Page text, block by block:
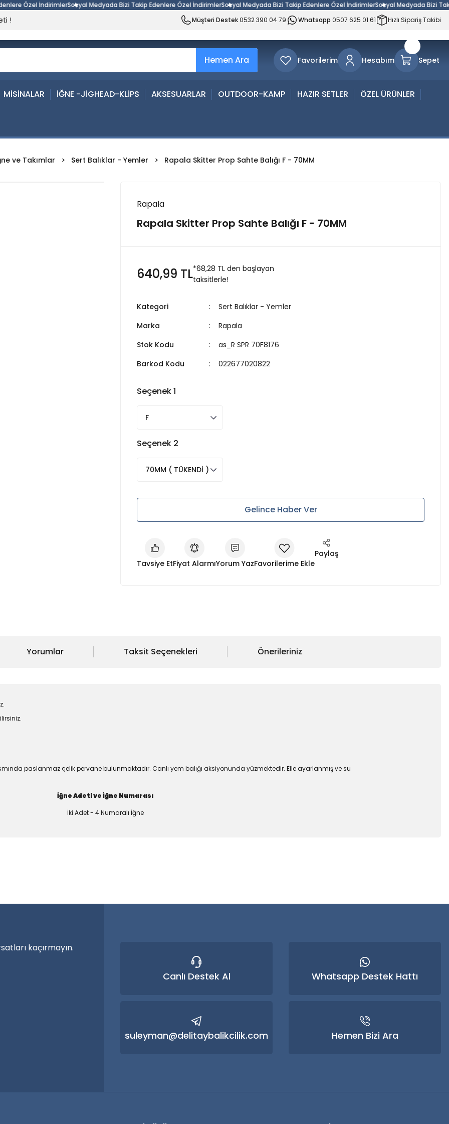
Özel İndirimlerSosyal Medyada Bizi Takip Edenlere Özel İndirimlerSosyal Medyada Bizi Takip Edenlere Özel İndirimlerSosyal Medyada Bizi Takip
! Müşteri Destek0532 390 04 79 Whatsapp 0507 625 01 61 Hızlı Sipariş Takibi
Hemen Ara Favorilerim Hesabım Sepet
MİSİNALAR İĞNE -JİGHEAD-KLİPS AKSESUARLAR OUTDOOR-KAMP HAZIR SETLER ÖZEL ÜRÜNLER
ve Takımlar Sert Balıklar - Yemler Rapala Skitter Prop Sahte Balığı F - 70MM
Rapala
Rapala Skitter Prop Sahte Balığı F - 70MM
640,99 TL*68,28 TL den başlayan
taksitlerle!
Kategori
Sert Balıklar - Yemler
Marka
Rapala
Stok Kodu
as_R SPR 70F8176
Barkod Kodu
022677020822
Seçenek 1
Seçenek 2
Gelince Haber Ver
Tavsiye EtFiyat AlarmıYorum Yaz
Paylaş
Yorumlar Taksit Seçenekleri Önerileriniz
paslanmaz çelik pervane bulunmaktadır. Canlı yem balığı aksiyonunda yüzmektedir. Elle ayarlanmış ve su
İğne Adeti ve İğne Numarası
İki Adet - 4 Numaralı İğne
Yorum Yaz
kaçırmayın.
Canlı Destek Al Whatsapp Destek Hattı
suleyman@delitaybalikcilik.com Hemen Bizi Ara